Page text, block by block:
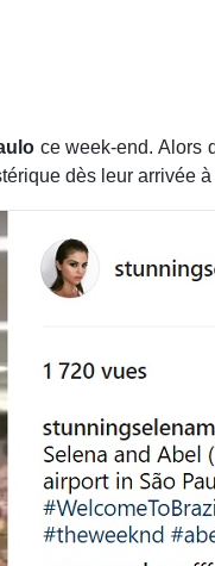
ce week-end. Alors
dès leur arrivée